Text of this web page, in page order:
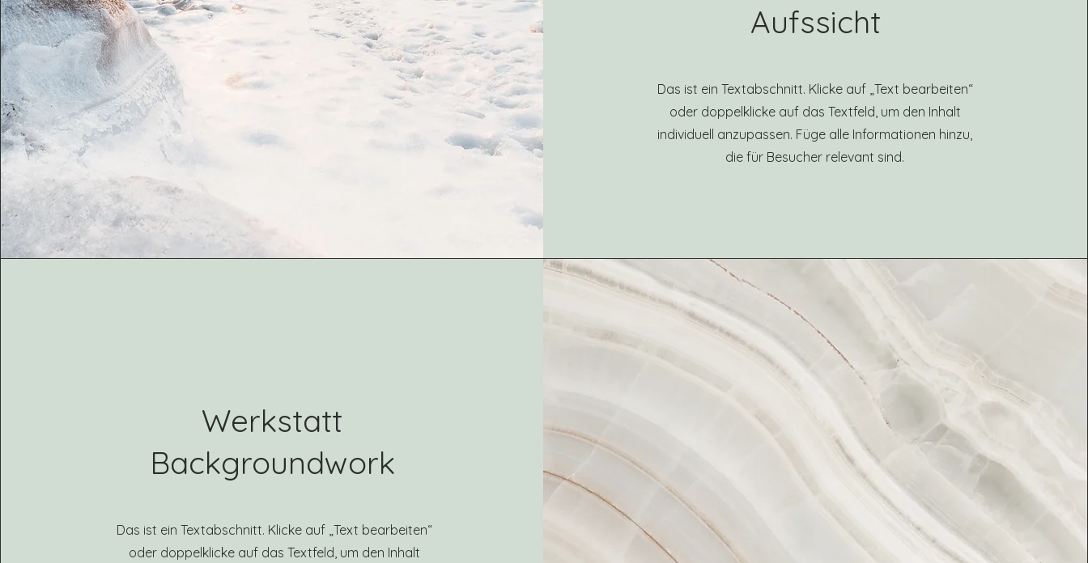
Aufssicht
Das ist ein Textabschnitt. Klicke auf „Text bearbeiten“
oder doppelklicke auf das Textfeld, um den Inhalt
individuell anzupassen. Füge alle Informationen hinzu,
die für Besucher relevant sind.
Werkstatt
Backgroundwork
Das ist ein Textabschnitt. Klicke auf „Text bearbeiten“
oder doppelklicke auf das Textfeld, um den Inhalt